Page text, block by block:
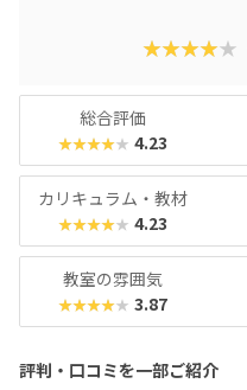
★★★★★
総合評価
★★★★★ 4.23
カリキュラム・教材
★★★★★ 4.23
教室の雰囲気
★★★★★ 3.87
評判・口コミを一部ご紹介